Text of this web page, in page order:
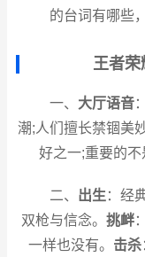
的台词有哪些
王者
一、 大厅语音
潮;人们擅长禁锢美
好之一;重要的不
二、 出生 ：经
双枪与信念。 挑衅
一样也没有。 击杀